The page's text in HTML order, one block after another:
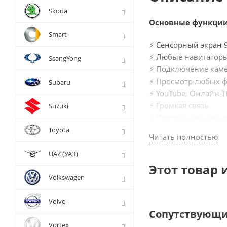
Основные
⚡ Сенсорный
⚡ Любые
⚡ Подключение
⚡ Просмотр любых
⚡ YouTube, Онлайн-
⚡ Громкая связь
➕ Множество
Магнитола BMW 5
основными
миллионам
Читать полностью
Этот товар
Skoda
Smart
SsangYong
Subaru
Suzuki
Toyota
UAZ (УАЗ)
Volkswagen
Volvo
Vortex